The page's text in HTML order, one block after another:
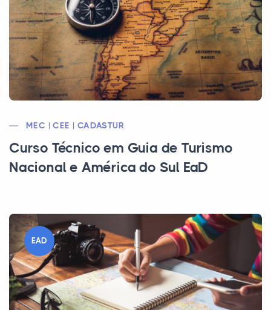
MEC | CEE | CADASTUR
Curso Técnico em Guia de Turismo
Nacional e América do Sul EaD
EAD